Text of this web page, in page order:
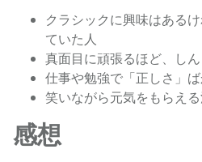
クラシックに興味はある
ていた人
真面目に頑張るほど、し
仕事や勉強で「正しさ」
笑いながら元気をもらえ
感想